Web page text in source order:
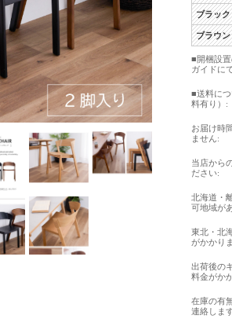
ブラック
ブラウン
■開梱設
ガイドに
■送料に
料有り）:
お届け時
ません:
当店から
ださい:
北海道・
可地域が
東北・北
がかかり
出荷後の
料金がか
在庫の有
連絡しま